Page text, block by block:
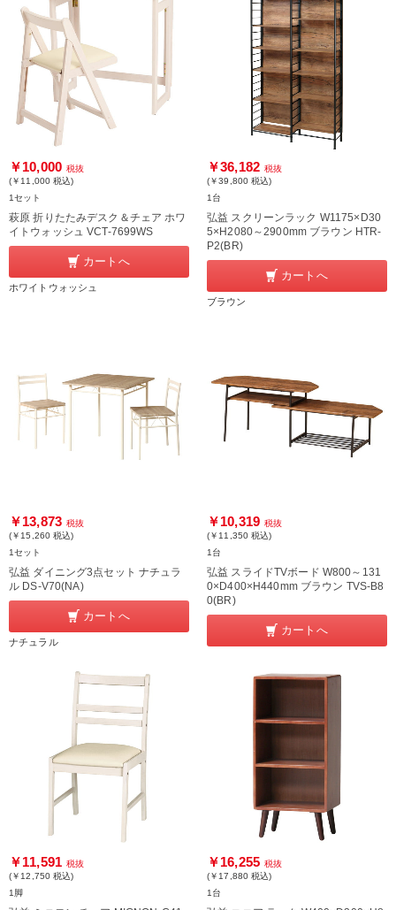
￥10,000 税抜
(￥11,000 税込)
1セット
萩原 折りたたみデスク＆チェア ホワ
イトウォッシュ VCT-7699WS
カートへ
ホワイトウォッシュ
￥36,182 税抜
(￥39,800 税込)
1台
弘益 スクリーンラック W1175×D30
5×H2080～2900mm ブラウン HTR-
P2(BR)
カートへ
ブラウン
￥13,873 税抜
(￥15,260 税込)
1セット
弘益 ダイニング3点セット ナチュラ
ル DS-V70(NA)
カートへ
ナチュラル
￥10,319 税抜
(￥11,350 税込)
1台
弘益 スライドTVボード W800～131
0×D400×H440mm ブラウン TVS-B8
0(BR)
カートへ
￥11,591 税抜
(￥12,750 税込)
1脚
￥16,255 税抜
(￥17,880 税込)
1台